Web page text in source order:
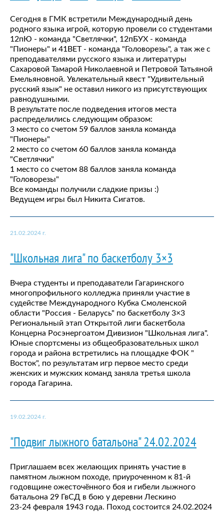
Сегодня в ГМК встретили Международный день
родного языка игрой, которую провели со студентами
12пЮ - команда "Светлячки", 12пБУХ - команда
"Пионеры" и 41ВЕТ - команда "Головорезы", а так же с
преподавателями русского языка и литературы
Сахаровой Тамарой Николаевной и Петровой Татьяной
Емельяновной. Увлекательный квест "Удивительный
русский язык" не оставил никого из присутствующих
равнодушными.
В результате после подведения итогов места
распределились следующим образом:
3 место со счетом 59 баллов заняла команда
"Пионеры"
2 место со счетом 60 баллов заняла команда
"Светлячки"
1 место со счетом 88 баллов заняла команда
"Головорезы"
Все команды получили сладкие призы :)
Ведущем игры был Никита Сигатов.
21.02.2024 г.
"Школьная лига" по баскетболу 3×3
Вчера студенты и преподаватели Гагаринского
многопрофильного колледжа приняли участие в
судействе Международного Кубка Смоленской
области "Россия - Беларусь" по баскетболу 3×3
Региональный этап Открытой лиги баскетбола
Концерна Росэнергоатом Дивизион "Школьная лига".
Юные спортсмены из общеобразовательных школ
города и района встретились на площадке ФОК "
Восток", по результатам игр первое место среди
женских и мужских команд заняла третья школа
города Гагарина.
19.02.2024 г.
"Подвиг лыжного батальона" 24.02.2024
Приглашаем всех желающих принять участие в
памятном лыжном походе, приуроченном к 81-й
годовщине ожесточённого боя и гибели лыжного
батальона 29 ГвСД в бою у деревни Лескино
23-24 февраля 1943 года. Поход состоится 24.02.2024